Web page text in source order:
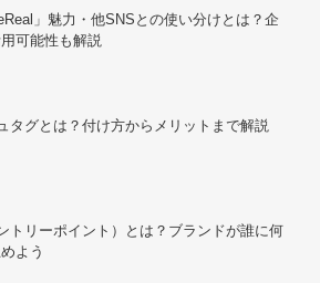
」魅力・他SNSとの使い分けとは？企
可能性も解説
タグとは？付け方からメリットまで解説
トリーポイント）とは？ブランドが誰に何
よう